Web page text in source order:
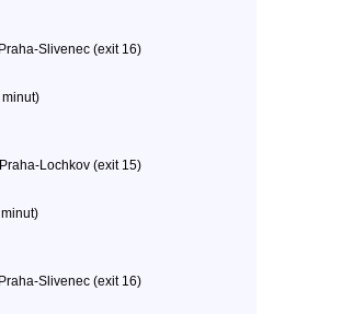
Slivenec (exit 16)
Lochkov (exit 15)
Slivenec (exit 16)